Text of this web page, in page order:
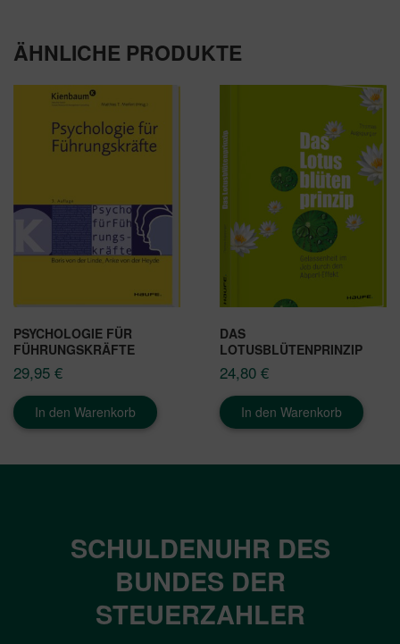
ÄHNLICHE PRODUKTE
PSYCHOLOGIE FÜR
FÜHRUNGSKRÄFTE
29,95 €
In den Warenkorb
DAS
LOTUSBLÜTENPRINZIP
24,80 €
In den Warenkorb
SCHULDENUHR DES
BUNDES DER
STEUERZAHLER